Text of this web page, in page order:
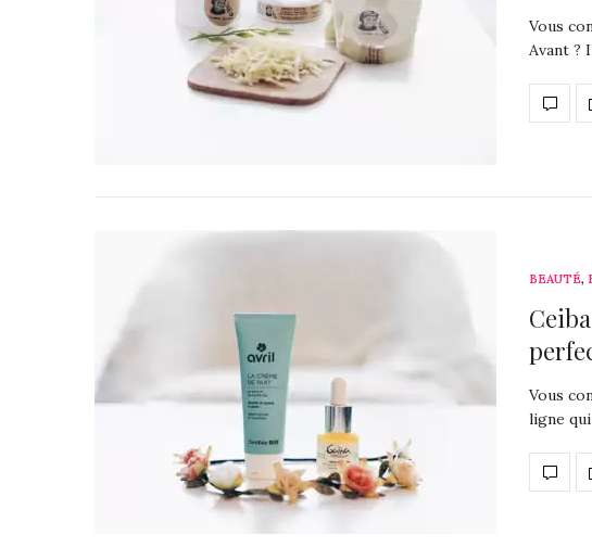
Vous
Avant ?
BEAUTÉ,
Vous
ligne